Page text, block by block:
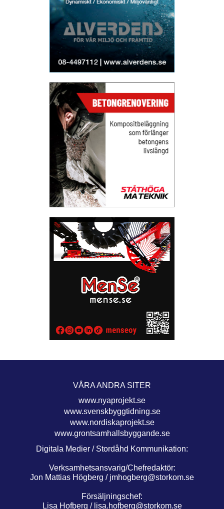
VÅRA ANDRA SITER
www.nyaprojekt.se
www.svenskbyggtidning.se
www.nordiskaprojekt.se
www.grontsamhallsbyggande.se
Digitala Medier / Stordåhd Kommunikation:
Verksamhetsansvarig/Chefredaktör:
Jon Mattias Högberg / jmhogberg@storkom.se
Försäljningschef:
Lisa Hofberg / lisa.hofberg@storkom.se